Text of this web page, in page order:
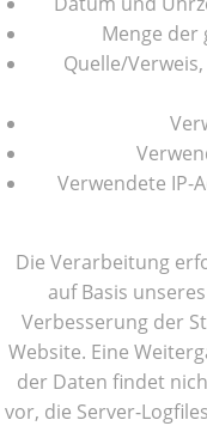
Menge der
Quelle/
Verwendete IP-
Die Verarbeitung
auf Basis
Verbesserung der
Website. Eine
der Daten findet
vor, die Server-